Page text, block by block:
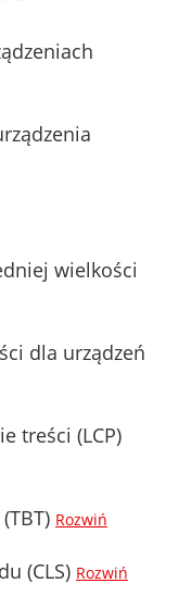
wielkości
dla urządzeń
treści (LCP)
Rozwiń
(CLS) Rozwiń